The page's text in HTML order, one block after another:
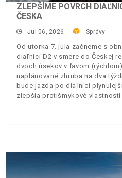
ZLEPŠÍME POVRCH
ČESKA
Jul 06, 2026 Správy
Od utorka 7. júla začneme s
diaľnici D2 v smere do Českej
dvoch úsekov v ľavom
naplánované zhruba na dva
bude jazda po diaľnici
zlepšia protišmykové vlastnosti